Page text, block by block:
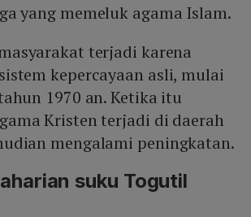
yang memeluk agama Islam.
terjadi karena
kepercayaan asli, mulai
1970 an. Ketika itu
Kristen terjadi di daerah
mengalami peningkatan.
suku Togutil